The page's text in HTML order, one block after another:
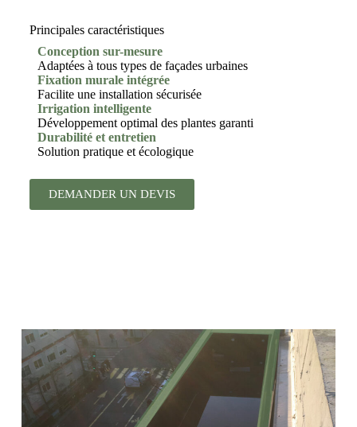
Principales caractéristiques
Conception sur-mesure
Adaptées à tous types de façades urbaines
Fixation murale intégrée
Facilite une installation sécurisée
Irrigation intelligente
Développement optimal des plantes garanti
Durabilité et entretien
Solution pratique et écologique
DEMANDER UN DEVIS